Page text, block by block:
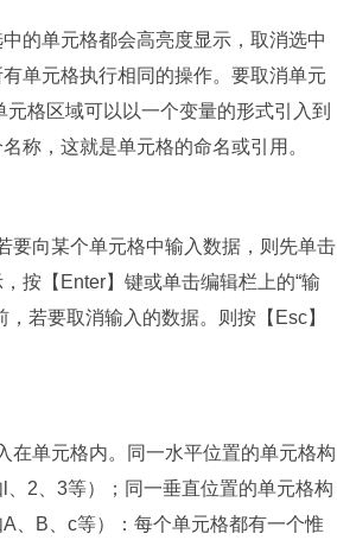
单元格都会高亮度显示，取消选中
单元格执行相同的操作。要取消单元
格区域可以以一个变量的形式引入到
称，这就是单元格的命名或引用。
向某个单元格中输入数据，则先单击
按【Enter】键或单击编辑栏上的“输
若要取消输入的数据。则按【Esc】
单元格内。同一水平位置的单元格构
2、3等）；同一垂直位置的单元格构
、B、c等）：每个单元格都有一个惟